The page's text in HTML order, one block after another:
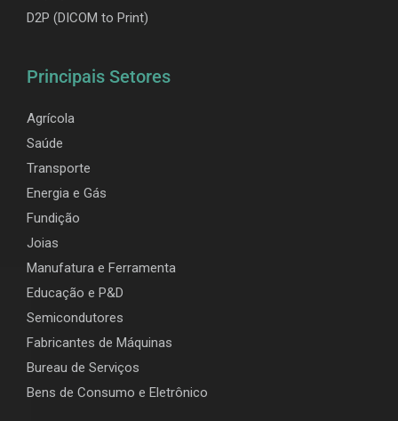
D2P (DICOM to Print)
Principais Setores
Agrícola
Saúde
Transporte
Energia e Gás
Fundição
Joias
Manufatura e Ferramenta
Educação e P&D
Semicondutores
Fabricantes de Máquinas
Bureau de Serviços
Bens de Consumo e Eletrônico